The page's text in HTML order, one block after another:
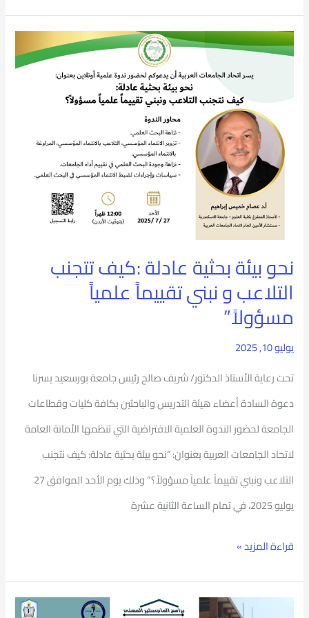
نحو بيئة بحثية عادلة :كيف تتجنب
التلاعب و نبني تقييماً علمياً
مسؤولاً”
يوليو 10, 2025
تحت رعاية الأستاذ الدكتور/ شريف صالح رئيس جامعة بورسعيد يسرنا
دعوة السادة أعضاء هيئة التدريس والباحثين بكافة كليات وقطاعات
الجامعة لحضور الندوة العلمية الافتراضية التي تنظمها الأمانة العامة
لاتحاد الجامعات العربية بعنوان: “نحو بيئة بحثية عادلة: كيف نتجنب
التلاعب ونبني تقييماً علمياً مسؤولاً؟” وذلك يوم الأحد الموافق 27
يوليو 2025، في تمام الساعة الثانية عشرة
نحو
عادلة
:كيف
تتجنب
التلاعب
تقييماً
علمياً
مسؤولاً”
قراءة المزيد »